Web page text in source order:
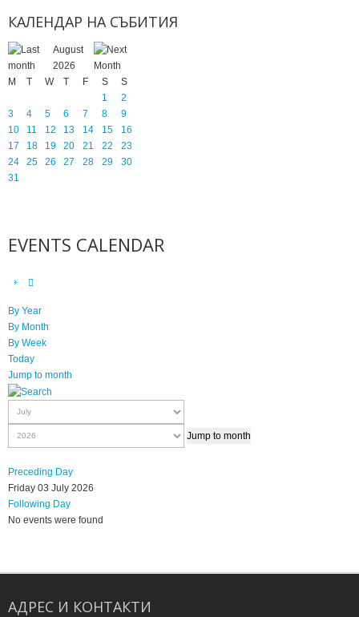
КАЛЕНДАР НА СЪБИТИЯ
August
2026
M
T W T F S
S
1
2
3
4 5 6 7 8
9
10
11 12 13 14 15
16
17
18 19 20 21 22
23
24
25 26 27 28 29
30
31
EVENTS CALENDAR
By Year
By Month
By Week
Today
Jump to month
Jump to month
Preceding Day
Friday 03 July 2026
Following Day
No events were found
АДРЕС И КОНТАКТИ